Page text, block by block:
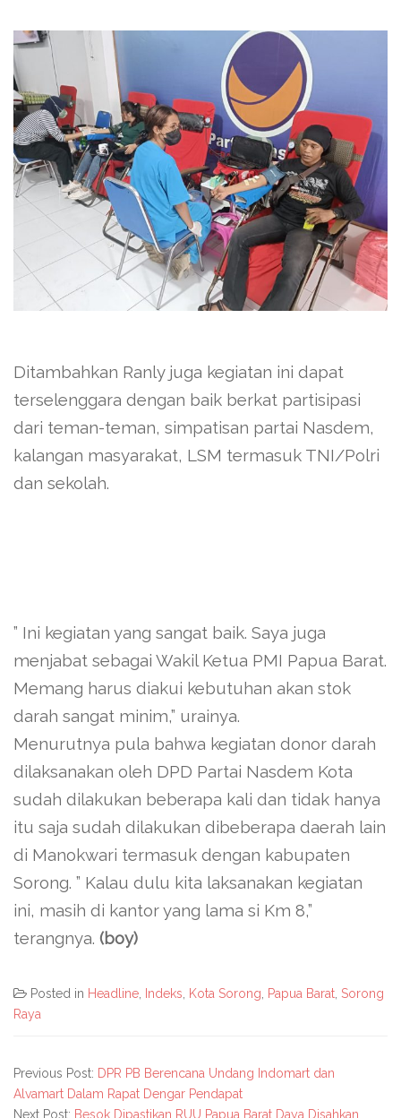
Ditambahkan Ranly juga kegiatan ini dapat
terselenggara dengan baik berkat partisipasi
dari teman-teman, simpatisan partai Nasdem,
kalangan masyarakat, LSM termasuk TNI/Polri
dan sekolah.
” Ini kegiatan yang sangat baik. Saya juga
menjabat sebagai Wakil Ketua PMI Papua Barat.
Memang harus diakui kebutuhan akan stok
darah sangat minim,” urainya.
Menurutnya pula bahwa kegiatan donor darah
dilaksanakan oleh DPD Partai Nasdem Kota
sudah dilakukan beberapa kali dan tidak hanya
itu saja sudah dilakukan dibeberapa daerah lain
di Manokwari termasuk dengan kabupaten
Sorong. ” Kalau dulu kita laksanakan kegiatan
ini, masih di kantor yang lama si Km 8,”
terangnya. (boy)
Posted in Headline Indeks Kota Sorong Papua Barat Sorong
Raya
Previous Post: DPR PB Berencana Undang Indomart dan
Alvamart Dalam Rapat Dengar Pendapat
Next Post: Besok Dipastikan RUU Papua Barat Daya Disahkan